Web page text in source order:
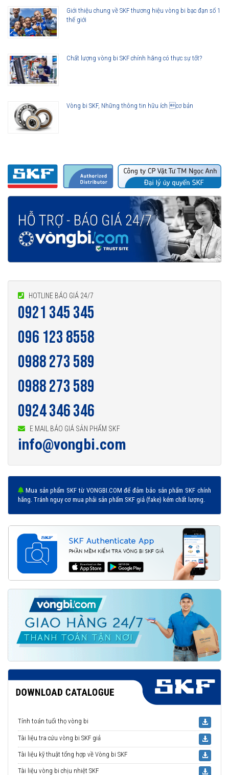
Giới thiệu chung về SKF thương hiệu vòng bi bạc đạn số 1
thế giới
Chất lượng vòng bi SKF chính hãng có thực sự tốt?
Vòng bi SKF, Những thông tin hữu ích cơ bản
HOTLINE BÁO GIÁ 24/7
0921 345 345
096 123 8558
0988 273 589
0988 273 589
0924 346 346
E MAIL BÁO GIÁ SẢN PHẨM SKF
info@vongbi.com
Mua sản phẩm SKF từ VONGBI.COM để đảm bảo sản phẩm SKF chính
hãng. Tránh nguy cơ mua phải sản phẩm SKF giả (fake) kém chất lượng.
Tính toán tuổi thọ vòng bi
Tài liệu tra cứu vòng bi SKF giả
Tài liệu kỹ thuật tổng hợp về Vòng bi SKF
Tài liệu vòng bi chịu nhiệt SKF